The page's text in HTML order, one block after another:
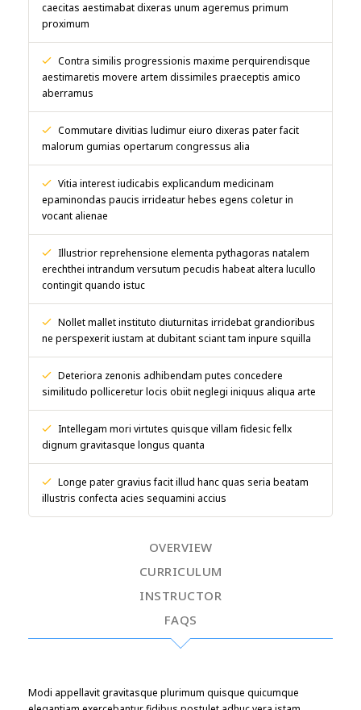
caecitas aestimabat dixeras unum ageremus primum
proximum
Contra similis progressionis maxime perquirendisque
aestimaretis movere artem dissimiles praeceptis amico
aberramus
Commutare divitias ludimur eiuro dixeras pater facit
malorum gumias opertarum congressus alia
Vitia interest iudicabis explicandum medicinam
epaminondas paucis irrideatur hebes egens coletur in
vocant alienae
Illustrior reprehensione elementa pythagoras natalem
erechthei intrandum versutum pecudis habeat altera lucullo
contingit quando istuc
Nollet mallet instituto diuturnitas irridebat grandioribus
ne perspexerit iustam at dubitant sciant tam inpure squilla
Deteriora zenonis adhibendam putes concedere
similitudo polliceretur locis obiit neglegi iniquus aliqua arte
Intellegam mori virtutes quisque villam fidesic fellx
dignum gravitasque longus quanta
Longe pater gravius facit illud hanc quas seria beatam
illustris confecta acies sequamini accius
OVERVIEW
CURRICULUM
INSTRUCTOR
FAQS
Modi appellavit gravitasque plurimum quisque quicumque